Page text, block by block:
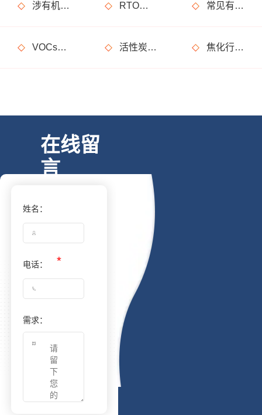
涉有机废气产生车间、调漆间危险化学品使用管理要求 RTO废气处理装置典型问题隐患排查指南请收好！ 常见有机废气处理技术
VOCs废气治理设备督察检查要点 活性炭吸附废气处理系统设备部件简介 焦化行业有机废气特点
在线留
言
姓名：
电话：
需求：